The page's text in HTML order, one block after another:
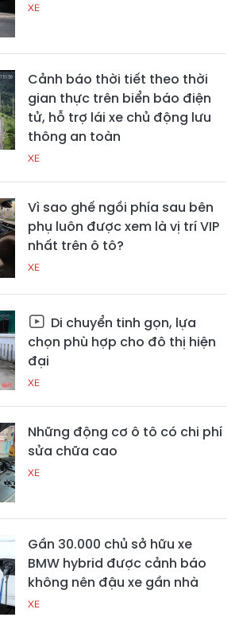
XE
Cảnh báo thời tiết theo thời
gian thực trên biển báo điện
tử, hỗ trợ lái xe chủ động lưu
thông an toàn
XE
Vì sao ghế ngồi phía sau bên
phụ luôn được xem là vị trí VIP
nhất trên ô tô?
XE
Di chuyển tinh gọn, lựa
chọn phù hợp cho đô thị hiện
đại
XE
Những động cơ ô tô có chi phí
sửa chữa cao
XE
Gần 30.000 chủ sở hữu xe
BMW hybrid được cảnh báo
không nên đậu xe gần nhà
XE